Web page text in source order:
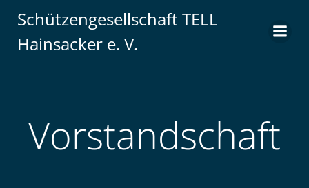
Schützengesellschaft TELL
Hainsacker e. V.
Vorstandschaft